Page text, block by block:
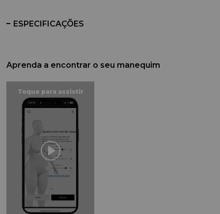
ESPECIFICAÇÕES
Aprenda a encontrar o seu manequim